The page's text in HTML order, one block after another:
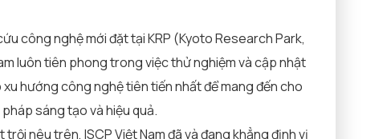
công nghệ mới đặt tại KRP (Kyoto Research Park,
luôn tiên phong trong việc thử nghiệm và cập nhật
hướng công nghệ tiên tiến nhất để mang đến cho
sáng tạo và hiệu quả.
nêu trên, ISCP Việt Nam đã và đang khẳng định vị